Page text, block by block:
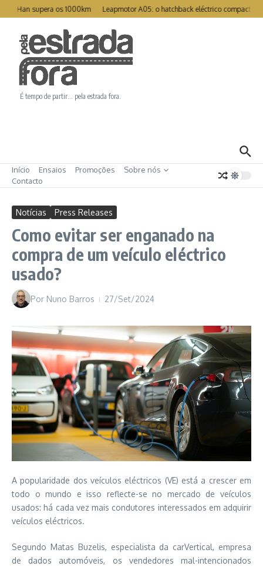
Ir para o conteúdo
Han supera os 1000km Leapmotor A05: o hatchback eléctrico compacto
É tempo de partir… pela estrada fora.
Início Ensaios Promoções
Sobre nós
Contacto
Notícias Press Releases
Como evitar ser enganado na
compra de um veículo eléctrico
usado?
Por Nuno Barros 27/Set/2024
A popularidade dos veículos eléctricos (VE) está a crescer em
todo o mundo e isso reflecte-se no mercado de veículos
usados: há cada vez mais condutores interessados em adquirir
veículos eléctricos.
Segundo Matas Buzelis, especialista da carVertical, empresa
de dados automóveis, os vendedores mal-intencionados